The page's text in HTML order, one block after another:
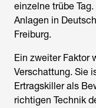
einzelne trübe
Anlagen in
Freiburg.
Ein zweiter Faktor
Verschattung. Sie
Ertragskiller als
richtigen Technik